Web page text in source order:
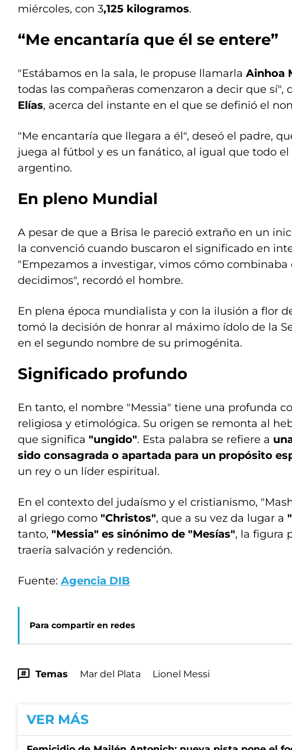
miércoles, con 3,125 kilogramos.
“Me encantaría que él se entere”
"Estábamos en la sala, le propuse llamarla Ainhoa
todas las compañeras comenzaron a decir que sí",
Elías, acerca del instante en el que se definió el
"Me encantaría que llegara a él", deseó el padre,
juega al fútbol y es un fanático, al igual que todo el
argentino.
En pleno Mundial
A pesar de que a Brisa le pareció extraño en un
la convenció cuando buscaron el significado en
"Empezamos a investigar, vimos cómo combinaba
decidimos", recordó el hombre.
En plena época mundialista y con la ilusión a flor
tomó la decisión de honrar al máximo ídolo de la
en el segundo nombre de su primogénita.
Significado profundo
En tanto, el nombre "Messia" tiene una profunda
religiosa y etimológica. Su origen se remonta al
que significa "ungido". Esta palabra se refiere a
sido consagrada o apartada para un propósito
un rey o un líder espiritual.
En el contexto del judaísmo y el cristianismo,
al griego como "Christos", que a su vez da lugar a
tanto, "Messia" es sinónimo de "Mesías", la figura
traería salvación y redención.
Fuente: Agencia DIB
Para compartir en redes
Temas Mar del Plata Lionel Messi
VER MÁS